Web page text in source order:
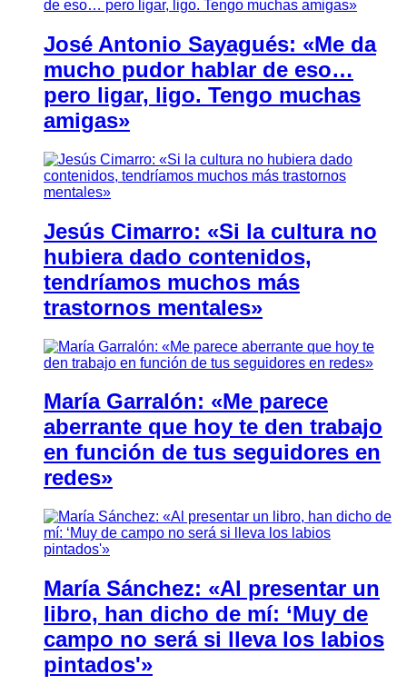
José Antonio Sayagués: «Me da
mucho pudor hablar de eso…
pero ligar, ligo. Tengo muchas
amigas»
Jesús Cimarro: «Si la cultura no
hubiera dado contenidos,
tendríamos muchos más
trastornos mentales»
María Garralón: «Me parece
aberrante que hoy te den trabajo
en función de tus seguidores en
redes»
María Sánchez: «Al presentar un
libro, han dicho de mí: ‘Muy de
campo no será si lleva los labios
pintados'»